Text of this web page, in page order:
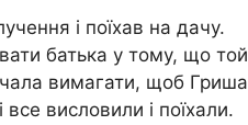
і поїхав на дачу.
батька у тому, що той
вимагати, щоб Гриша
висловили і поїхали.